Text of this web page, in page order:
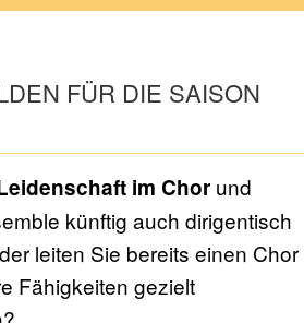
FÜR DIE SAISON
im Chor und
künftig auch dirigentisch
leiten Sie bereits einen Chor
Fähigkeiten gezielt